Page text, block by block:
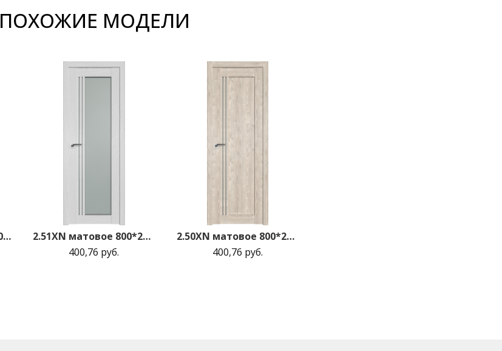
ПОХОЖИЕ МОДЕЛИ
2.51XN графит 800*2000 Каштан темный
2.51XN матовое 800*2000 Монблан
400,76 руб.
2.50XN матовое 800*2000 Каштан светлый
400,76 руб.